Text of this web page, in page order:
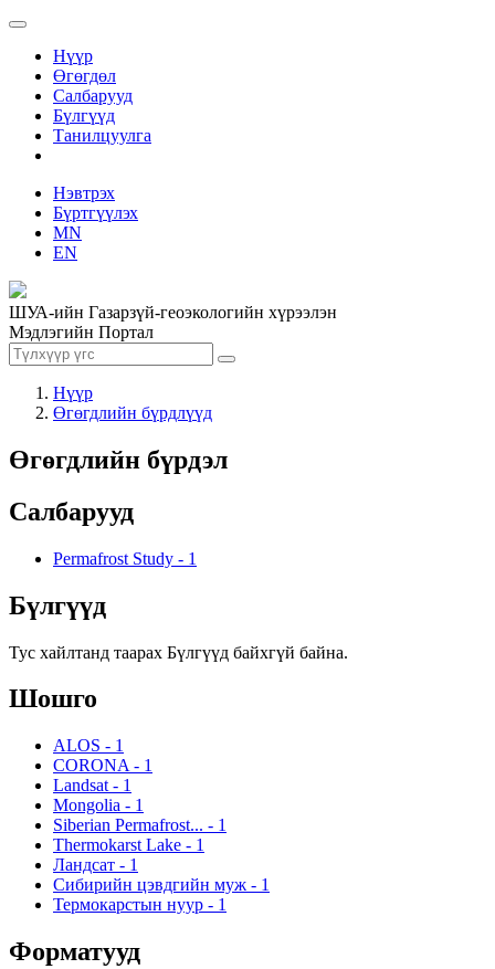
Нүүр
Өгөгдөл
Салбарууд
Бүлгүүд
Танилцуулга
Нэвтрэх
Бүртгүүлэх
MN
EN
ШУА-ийн Газарзүй-геоэкологийн хүрээлэн
Мэдлэгийн Портал
Нүүр
Өгөгдлийн бүрдлүүд
Өгөгдлийн бүрдэл
Салбарууд
Permafrost Study - 1
Бүлгүүд
Тус хайлтанд таарах Бүлгүүд байхгүй байна.
Шошго
ALOS - 1
CORONA - 1
Landsat - 1
Mongolia - 1
Siberian Permafrost... - 1
Thermokarst Lake - 1
Ландсат - 1
Сибирийн цэвдгийн муж - 1
Термокарстын нуур - 1
Форматууд